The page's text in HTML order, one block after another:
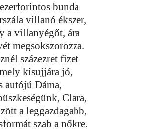
bunda
villanó ékszer,
a villanyégőt, ára
megsokszorozza.
százezret fizet
kisujjára jó,
autójú Dáma,
Clara,
a leggazdagabb,
szab a nőkre.